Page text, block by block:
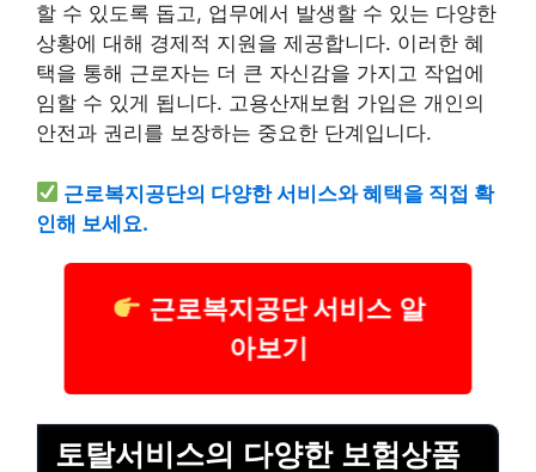
할 수 있도록 돕고, 업무에서 발생할 수 있는 다양한
상황에 대해 경제적 지원을 제공합니다. 이러한 혜
택을 통해 근로자는 더 큰 자신감을 가지고 작업에
임할 수 있게 됩니다. 고용산재보험 가입은 개인의
안전과 권리를 보장하는 중요한 단계입니다.
근로복지공단의 다양한 서비스와 혜택을 직접 확
인해 보세요.
근로복지공단 서비스 알
아보기
토탈서비스의 다양한 보험상품